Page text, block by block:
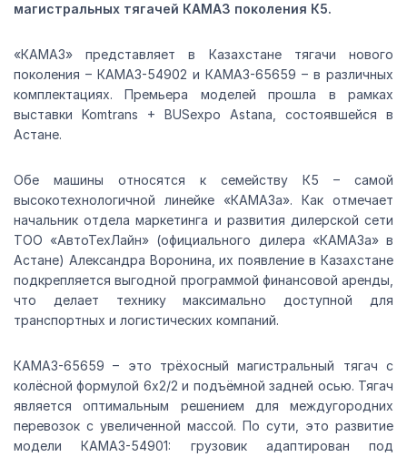
магистральных тягачей КАМАЗ поколения К5.
«КАМАЗ» представляет в Казахстане тягачи нового
поколения – КАМАЗ-54902 и КАМАЗ-65659 – в различных
комплектациях. Премьера моделей прошла в рамках
выставки Komtrans + BUSexpo Astana, состоявшейся в
Астане.
Обе машины относятся к семейству К5 – самой
высокотехнологичной линейке «КАМАЗа». Как отмечает
начальник отдела маркетинга и развития дилерской сети
ТОО «АвтоТехЛайн» (официального дилера «КАМАЗа» в
Астане) Александра Воронина, их появление в Казахстане
подкрепляется выгодной программой финансовой аренды,
что делает технику максимально доступной для
транспортных и логистических компаний.
КАМАЗ-65659 – это трёхосный магистральный тягач с
колёсной формулой 6х2/2 и подъёмной задней осью. Тягач
является оптимальным решением для междугородних
перевозок с увеличенной массой. По сути, это развитие
модели КАМАЗ-54901: грузовик адаптирован под